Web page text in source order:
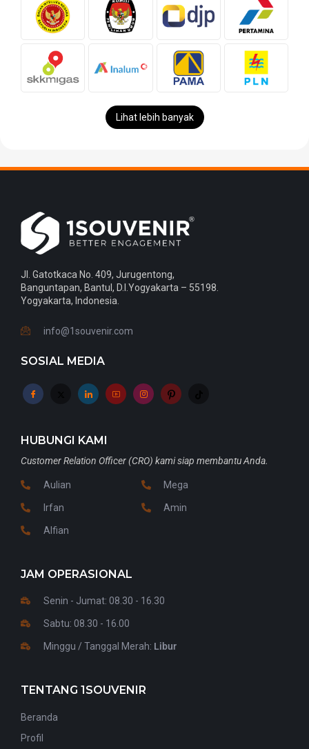
Lihat lebih banyak
Jl. Gatotkaca No. 409, Jurugentong,
Banguntapan, Bantul, D.I.Yogyakarta – 55198.
Yogyakarta, Indonesia.
info@1souvenir.com
SOSIAL MEDIA
HUBUNGI KAMI
Customer Relation Officer (CRO) kami siap membantu Anda.
Aulian
Irfan
Alfian
Mega
Amin
JAM OPERASIONAL
Senin - Jumat: 08.30 - 16.30
Sabtu: 08.30 - 16.00
Minggu / Tanggal Merah: Libur
TENTANG 1SOUVENIR
Beranda
Profil